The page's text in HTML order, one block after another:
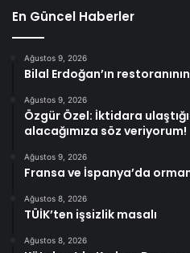
En Güncel Haberler
Ağustos 9, 2026
Bilal Erdoğan’ın
Ağustos 9, 2026
Özgür Özel: İktidara
alacağımıza söz veriyorum!
Ağustos 9, 2026
Fransa ve İspanya’da
Ağustos 8, 2026
TÜİK’ten işsizlik masalı
Ağustos 8, 2026